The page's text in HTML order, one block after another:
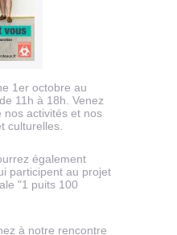
1er octobre au
11h à 18h. Venez
nos activités et nos
culturelles.
également
participent au projet
"1 puits 100
à notre rencontre